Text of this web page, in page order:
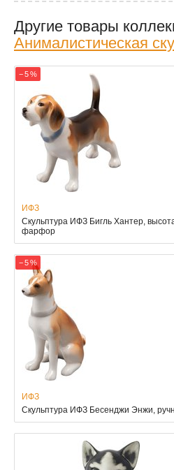
Другие товары
Анималистическая
− 5 %
ИФЗ
Скульптура ИФЗ Бигль Хантер,
фарфор
− 5 %
ИФЗ
Скульптура ИФЗ Бесенджи Энжи,